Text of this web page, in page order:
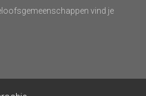
vind je